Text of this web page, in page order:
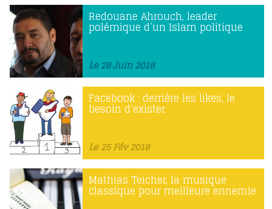
Redouane Ahrouch, leader
polémique d’un Islam politique
Le 28 Juin 2018
Facebook : derrière les likes, le
besoin d’exister
Le 25 Fév 2018
Mathias Teicher, la musique
classique pour meilleure ennemie